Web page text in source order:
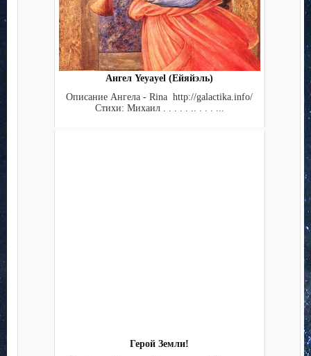
Ангел Yeyayel (Ейяйэль)
Описание Ангела - Rina http://galactika.info/
Стихи: Михаил . . . . . .. . . . ...
Герой Земли!